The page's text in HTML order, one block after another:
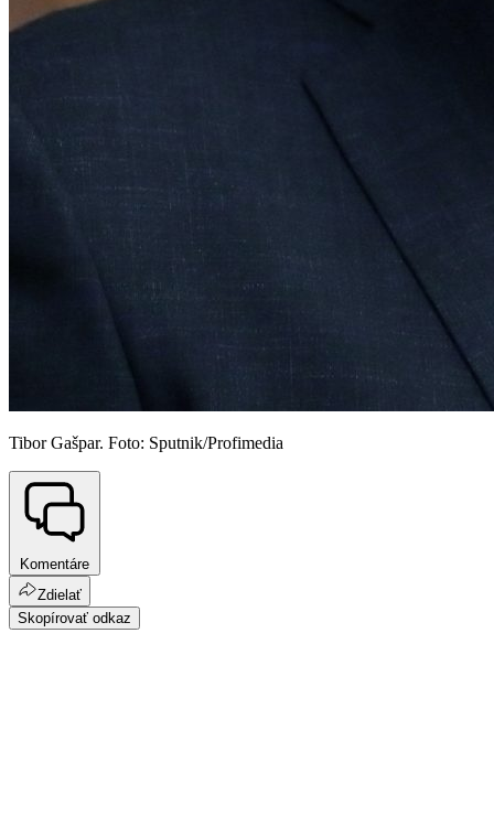
Tibor Gašpar. Foto: Sputnik/Profimedia
Komentáre
Zdielať
Skopírovať odkaz